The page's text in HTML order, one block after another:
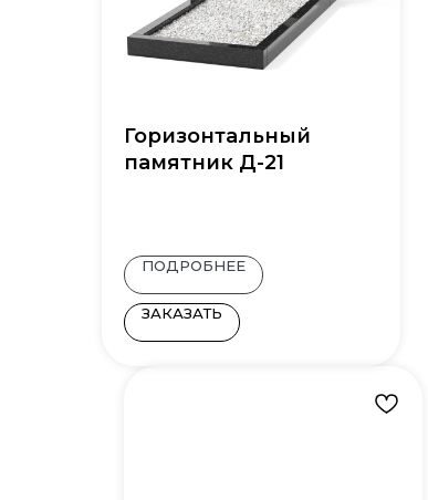
Горизонтальный
памятник Д-21
ПОДРОБНЕЕ
ЗАКАЗАТЬ